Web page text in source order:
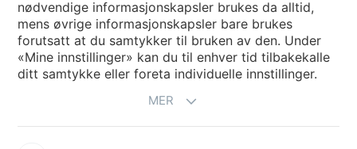
Support - Ansvarsfraskrivelse
nødvendige informasjonskapsler brukes da alltid,
mens øvrige informasjonskapsler bare brukes
forutsatt at du samtykker til bruken av den. Under
«Mine innstillinger» kan du til enhver tid tilbakekalle
ditt samtykke eller foreta individuelle innstillinger.
MER